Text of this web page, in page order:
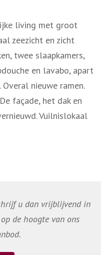
living met groot
zeezicht en zicht
twee slaapkamers,
en lavabo, apart
nieuwe ramen.
façade, het dak en
Vuilnislokaal
u dan vrijblijvend in
de hoogte van ons